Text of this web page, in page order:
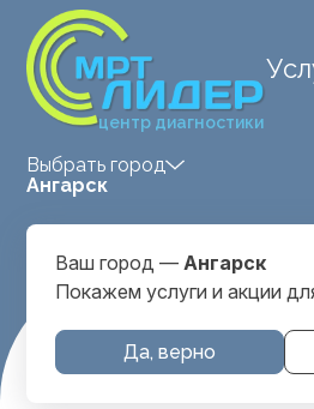
центр диагностики
Выбрать город
Ангарск
Ваш город — Ангарск
Покажем услуги и акции
Да, верно
Главная Услуги и цены МРТ